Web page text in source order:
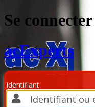
Se connecter
acExperts
Identifiant